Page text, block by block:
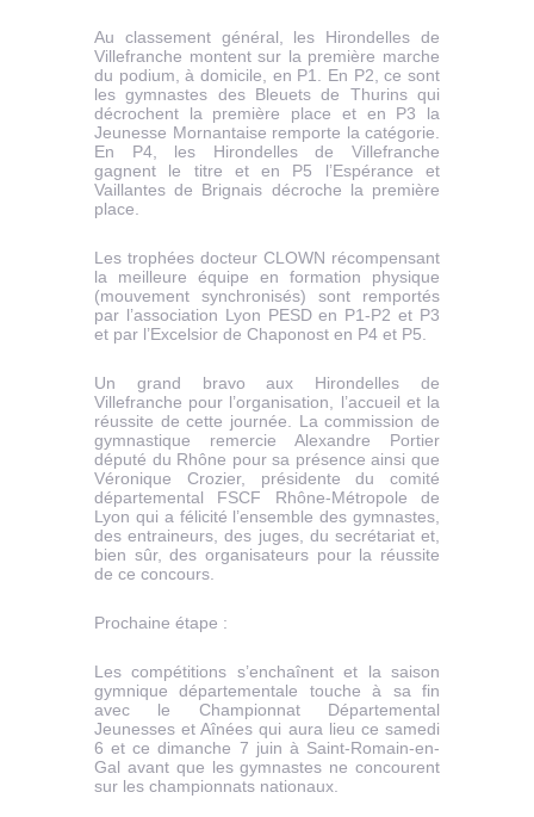
Au classement général, les Hirondelles de
Villefranche montent sur la première marche
du podium, à domicile, en P1. En P2, ce sont
les gymnastes des Bleuets de Thurins qui
décrochent la première place et en P3 la
Jeunesse Mornantaise remporte la catégorie.
En P4, les Hirondelles de Villefranche
gagnent le titre et en P5 l’Espérance et
Vaillantes de Brignais décroche la première
place.
Les trophées docteur CLOWN récompensant
la meilleure équipe en formation physique
(mouvement synchronisés) sont remportés
par l’association Lyon PESD en P1-P2 et P3
et par l’Excelsior de Chaponost en P4 et P5.
Un grand bravo aux Hirondelles de
Villefranche pour l’organisation, l’accueil et la
réussite de cette journée. La commission de
gymnastique remercie Alexandre Portier
député du Rhône pour sa présence ainsi que
Véronique Crozier, présidente du comité
départemental FSCF Rhône-Métropole de
Lyon qui a félicité l’ensemble des gymnastes,
des entraineurs, des juges, du secrétariat et,
bien sûr, des organisateurs pour la réussite
de ce concours.
Prochaine étape :
Les compétitions s’enchaînent et la saison
gymnique départementale touche à sa fin
avec le Championnat Départemental
Jeunesses et Aînées qui aura lieu ce samedi
6 et ce dimanche 7 juin à Saint-Romain-en-
Gal avant que les gymnastes ne concourent
sur les championnats nationaux.